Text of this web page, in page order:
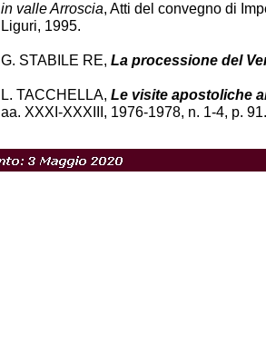
in valle Arroscia, Atti del convegno di
Liguri, 1995.
G. STABILE RE, La processione del
L. TACCHELLA, Le visite apostoliche
aa. XXXI-XXXIII, 1976-1978, n. 1-4, p. 91.